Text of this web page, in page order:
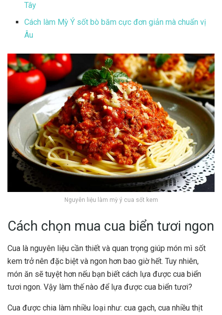
Tây
Cách làm Mỳ Ý sốt bò băm cực đơn giản mà chuẩn vị
Âu
Nguyên liệu làm mỳ ý cua sốt kem
Cách chọn mua cua biển tươi ngon
Cua là nguyên liệu cần thiết và quan trọng giúp món mì sốt
kem trở nên đặc biệt và ngon hơn bao giờ hết. Tuy nhiên,
món ăn sẽ tuyệt hơn nếu bạn biết cách lựa được cua biển
tươi ngon. Vậy làm thế nào để lựa được cua biển tươi?
Cua được chia làm nhiều loại như: cua gạch, cua nhiều thịt